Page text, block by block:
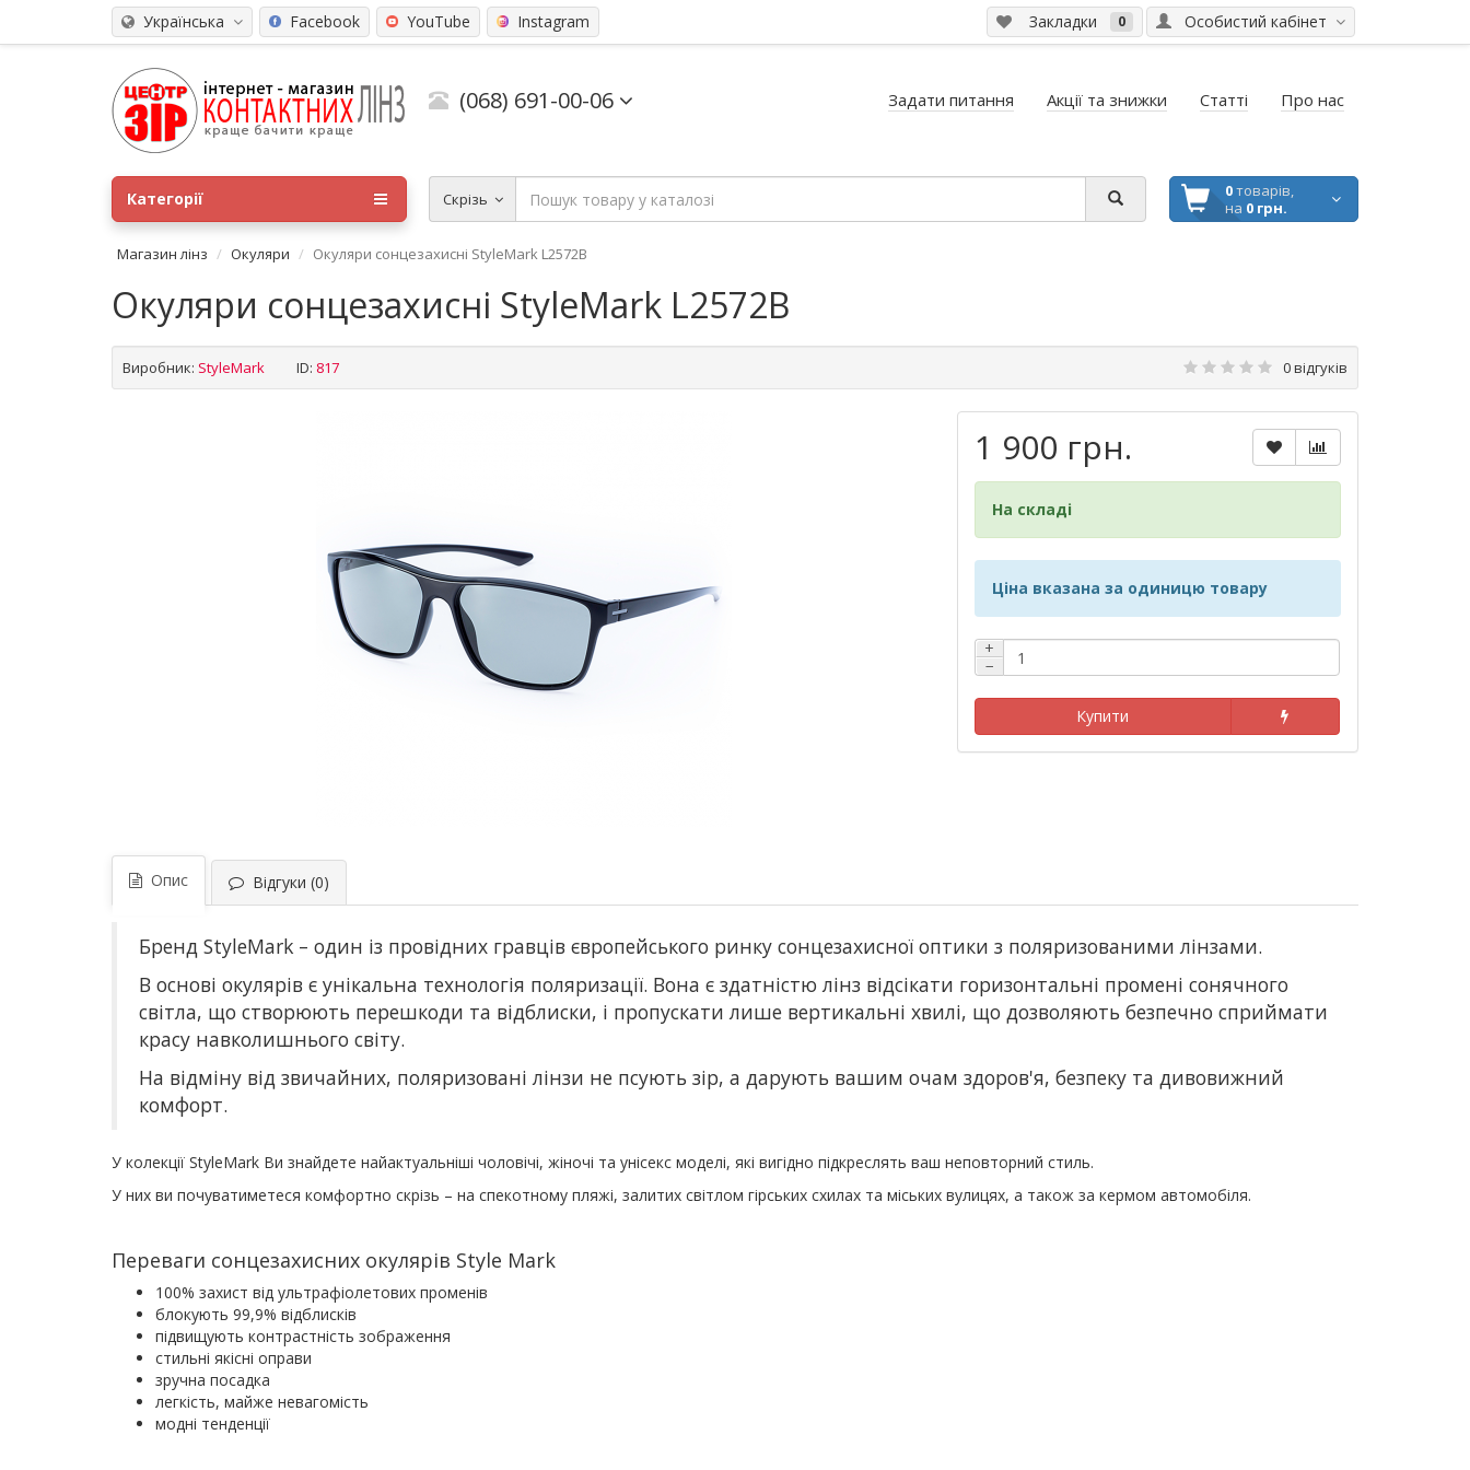
Українська Особистий кабінет
Закладки 0
Facebook YouTube Instagram
(068) 691-00-06 Задати питання Акції та знижки Статті Про нас
Скрізь 0товарів,
на 0 грн.
Категорії
Магазин лінз Окуляри Окуляри сонцезахисні StyleMark L2572B
Окуляри сонцезахисні StyleMark L2572B
Виробник: StyleMark ID: 817 0 відгуків
1 900 грн.
На складі
Ціна вказана за одиницю товару
+
−
Купити
Опис Відгуки (0)
Бренд StyleMark – один із провідних гравців європейського ринку сонцезахисної оптики з поляризованими лінзами.
В основі окулярів є унікальна технологія поляризації. Вона є здатністю лінз відсікати горизонтальні промені сонячного
світла, що створюють перешкоди та відблиски, і пропускати лише вертикальні хвилі, що дозволяють безпечно сприймати
красу навколишнього світу.
На відміну від звичайних, поляризовані лінзи не псують зір, а дарують вашим очам здоров'я, безпеку та дивовижний
комфорт.
У колекції StyleMark Ви знайдете найактуальніші чоловічі, жіночі та унісекс моделі, які вигідно підкреслять ваш неповторний стиль.
У них ви почуватиметеся комфортно скрізь – на спекотному пляжі, залитих світлом гірських схилах та міських вулицях, а також за кермом автомобіля.
Переваги сонцезахисних окулярів Style Mark
100% захист від ультрафіолетових променів
блокують 99,9% відблисків
підвищують контрастність зображення
стильні якісні оправи
зручна посадка
легкість, майже невагомість
модні тенденції